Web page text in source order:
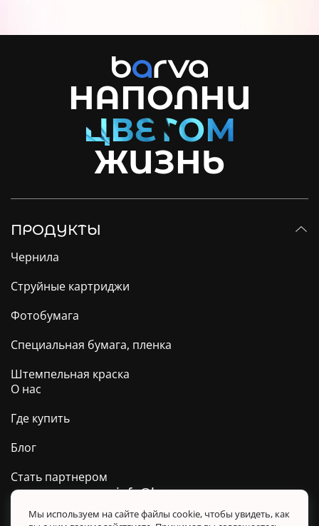
НАПОЛНИ
ЖИЗНЬ
ПРОДУКТЫ
Чернила
Струйные картриджи
Фотобумага
Специальная бумага, пленка
Штемпельная краска
О нас
Где купить
Блог
Стать партнером
0 800 509 278
Техподдержка ТМ BARVA
info@barva.ua
Мы используем на сайте файлы cookie, чтобы увидеть, как